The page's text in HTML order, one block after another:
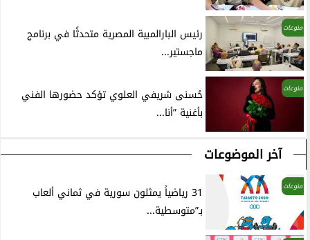
منوعات
رئيس البارالمبية المصرية متحدثًا في برنامج
ماجستير...
منوعات
حُسنى شريفي العلوي تؤكد حضورها الفني
بأغنية ”أنا...
آخر الموضوعات
منوعات
31 رياضياً يمثلون سورية في ثماني ألعاب
بـ”متوسطية...